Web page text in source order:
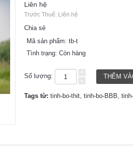
Liên hệ
Trước Thuế: Liên hệ
Chia sẻ
Mã sản phẩm: tb-t
Tình trạng: Còn hàng
Số lượng:
Tags từ: tinh-bo-thit, tinh-bo-BBB,